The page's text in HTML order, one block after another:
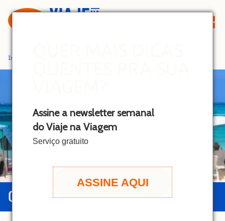
Assine a newsletter semanal
do Viaje na Viagem
Serviço gratuito
ASSINE AQUI
n
t
e
n
t
Início
GUIA DE SAN ANDRÉS